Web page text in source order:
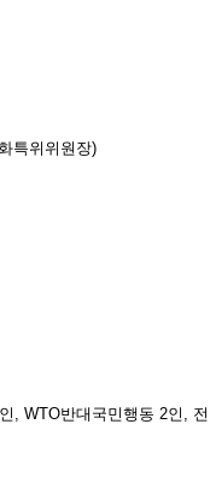
특위위원장)
, WTO반대국민행동 2인, 전